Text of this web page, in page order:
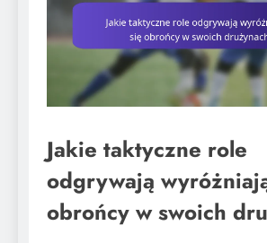
Jakie taktyczne role
odgrywają
obrońcy w swoich